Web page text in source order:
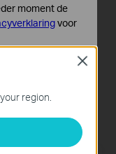
region.
Close
moment de
voor
van de
uw
en zo de